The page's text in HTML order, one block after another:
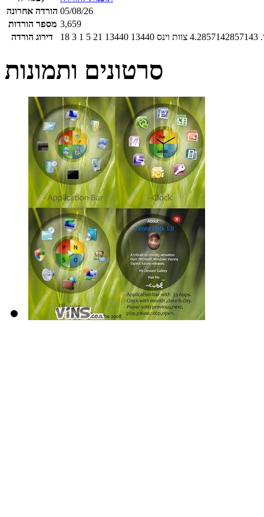
הורדה אחרונה 05/08/26
מספר הורדות 3,659
דירוג הורדה
18 3 4.2857142857143 צוות וינס 13440
13440
21
5
1
סרטונים ותמונות